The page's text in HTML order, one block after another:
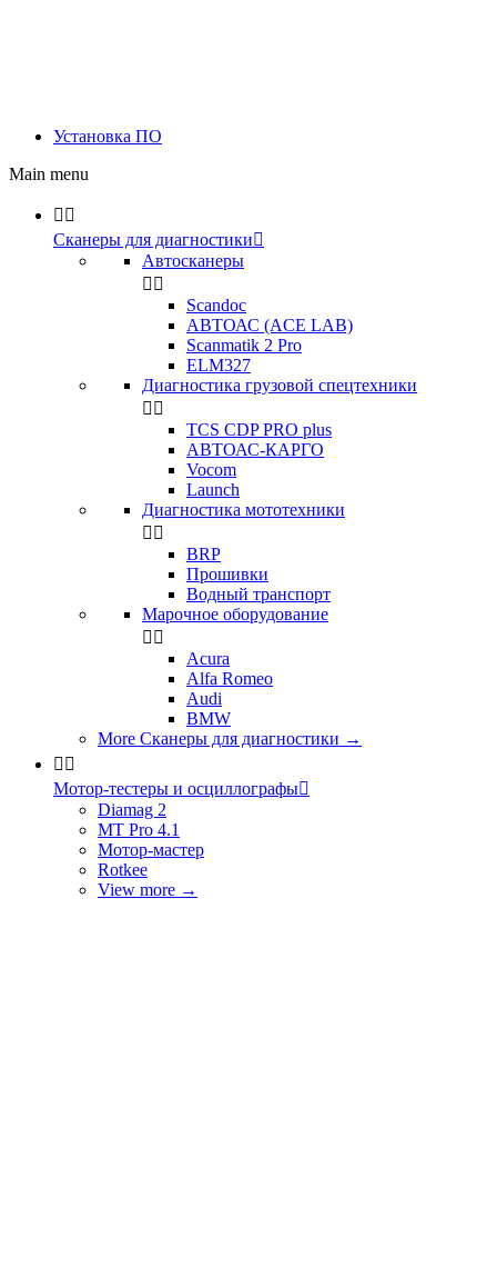
Установка ПО
Main menu
 
Сканеры для диагностики
Автосканеры
 
Scandoc
АВТОАС (ACE LAB)
Scanmatik 2 Pro
ELM327
Диагностика грузовой спецтехники
 
TCS CDP PRO plus
АВТОАС-КАРГО
Vocom
Launch
Диагностика мототехники
 
BRP
Прошивки
Водный транспорт
Марочное оборудование
 
Acura
Alfa Romeo
Audi
BMW
More Сканеры для диагностики →
 
Мотор-тестеры и осциллографы
Diamag 2
MT Pro 4.1
Мотор-мастер
Rotkee
View more →